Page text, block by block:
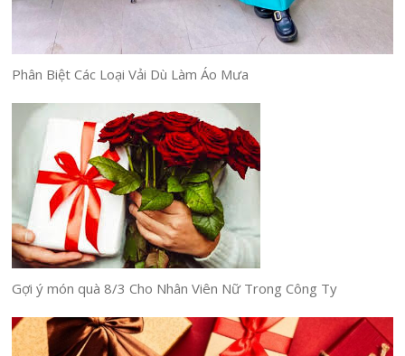
Phân Biệt Các Loại Vải Dù Làm Áo Mưa
Gợi ý món quà 8/3 Cho Nhân Viên Nữ Trong Công Ty